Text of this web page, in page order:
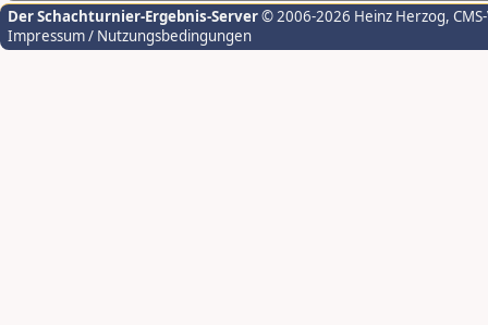
Der Schachturnier-Ergebnis-Server© 2006-2026 Heinz Herzog,
Impressum / Nutzungsbedingungen